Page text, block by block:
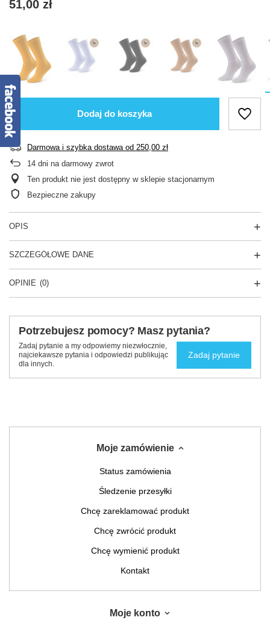
51,00 zł
Dodaj do koszyka
Darmowa i szybka dostawa od 250,00 zł
14 dni na darmowy zwrot
Ten produkt nie jest dostępny w sklepie stacjonarnym
Bezpieczne zakupy
OPIS
SZCZEGÓŁOWE DANE
OPINIE (0)
Potrzebujesz pomocy? Masz pytania?
Zadaj pytanie a my odpowiemy niezwłocznie,
najciekawsze pytania i odpowiedzi publikując
dla innych.
Zadaj pytanie
Moje zamówienie
Status zamówienia
Śledzenie przesyłki
Chcę zareklamować produkt
Chcę zwrócić produkt
Chcę wymienić produkt
Kontakt
Moje konto